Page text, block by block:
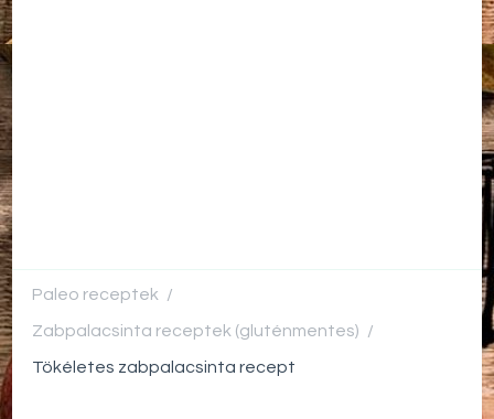
Paleo receptek /
Zabpalacsinta receptek (gluténmentes) /
Tökéletes zabpalacsinta recept